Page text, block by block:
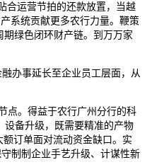
合运营节拍的还款放置，当越
系统贡献更多农行力量。鞭策
绿色闭环财产链。到万万家
办事延长至企业员工层面，从
点。得益于农行广州分行的科
设备升级，既需要精准的产物
订单面对流动资金缺口。实
制制企业手艺升级、计谋性新